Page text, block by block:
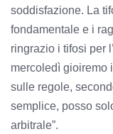
soddisfazione. La
fondamentale e i
ringrazio i tifosi per
mercoledì gioiremo
sulle regole,
semplice, posso
arbitrale”.